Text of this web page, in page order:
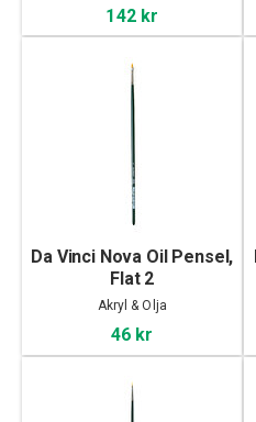
142 kr
Da Vinci Nova Oil Pensel,
Flat 2
Akryl & Olja
46 kr